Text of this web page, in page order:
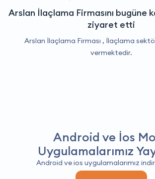
Arslan İlaçlama Firmasını bugüne
ziyaret etti
Arslan İlaçlama Firması , İlaçlama
vermektedir.
Android ve İos
Uygulamalarımız
Android ve ios uygulamalarımız